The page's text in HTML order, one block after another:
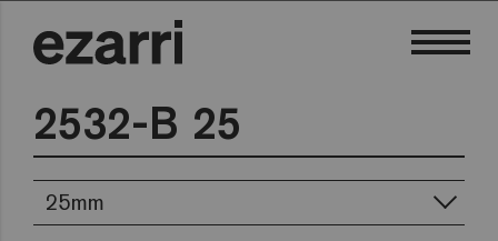
2532-B 25
25mm